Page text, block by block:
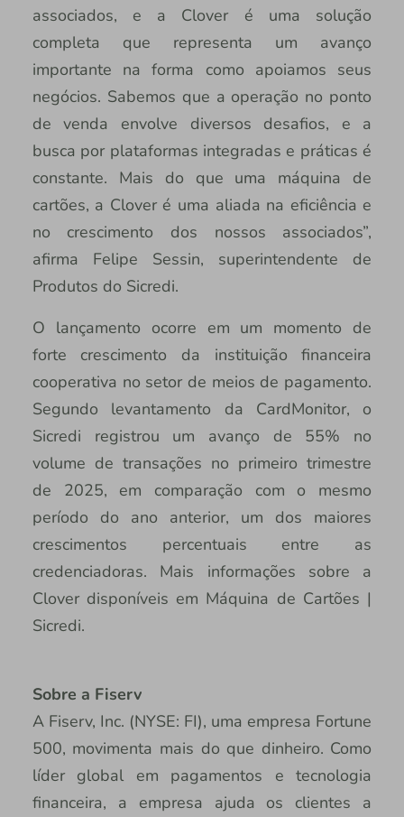
associados, e a Clover é uma solução
completa que representa um avanço
importante na forma como apoiamos seus
negócios. Sabemos que a operação no ponto
de venda envolve diversos desafios, e a
busca por plataformas integradas e práticas é
constante. Mais do que uma máquina de
cartões, a Clover é uma aliada na eficiência e
no crescimento dos nossos associados”,
afirma Felipe Sessin, superintendente de
Produtos do Sicredi.
O lançamento ocorre em um momento de
forte crescimento da instituição financeira
cooperativa no setor de meios de pagamento.
Segundo levantamento da CardMonitor, o
Sicredi registrou um avanço de 55% no
volume de transações no primeiro trimestre
de 2025, em comparação com o mesmo
período do ano anterior, um dos maiores
crescimentos percentuais entre as
credenciadoras. Mais informações sobre a
Clover disponíveis em Máquina de Cartões |
Sicredi.
Sobre a Fiserv
A Fiserv, Inc. (NYSE: FI), uma empresa Fortune
500, movimenta mais do que dinheiro. Como
líder global em pagamentos e tecnologia
financeira, a empresa ajuda os clientes a